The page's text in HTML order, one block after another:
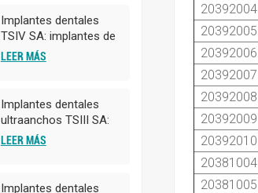
Implantes dentales
TSIV SA: implantes de
titanio de alta calidad |
LEER MÁS
Implantes dentales
ultraanchos TSIII SA:
implantes de titanio de
OEM/ODM disponible
LEER MÁS
Implantes dentales
20392004
20392005
20392006
20392007
20392008
20392009
20392010
20381004
20381005